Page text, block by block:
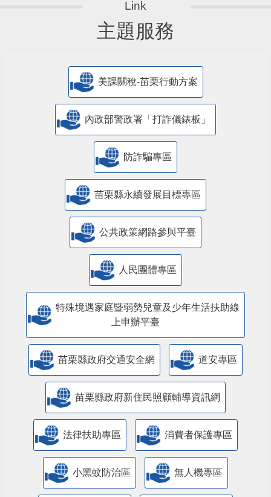
主題服務
美課關稅-苗栗行動方案
內政部警政署「打詐儀錶板」
防詐騙專區
苗栗縣永續發展目標專區
公共政策網路參與平臺
人民團體專區
特殊境遇家庭暨弱勢兒童及少年生活扶助線
上申辦平臺
苗栗縣政府交通安全網 道安專區
苗栗縣政府新住民照顧輔導資訊網
法律扶助專區 消費者保護專區
小黑蚊防治區 無人機專區